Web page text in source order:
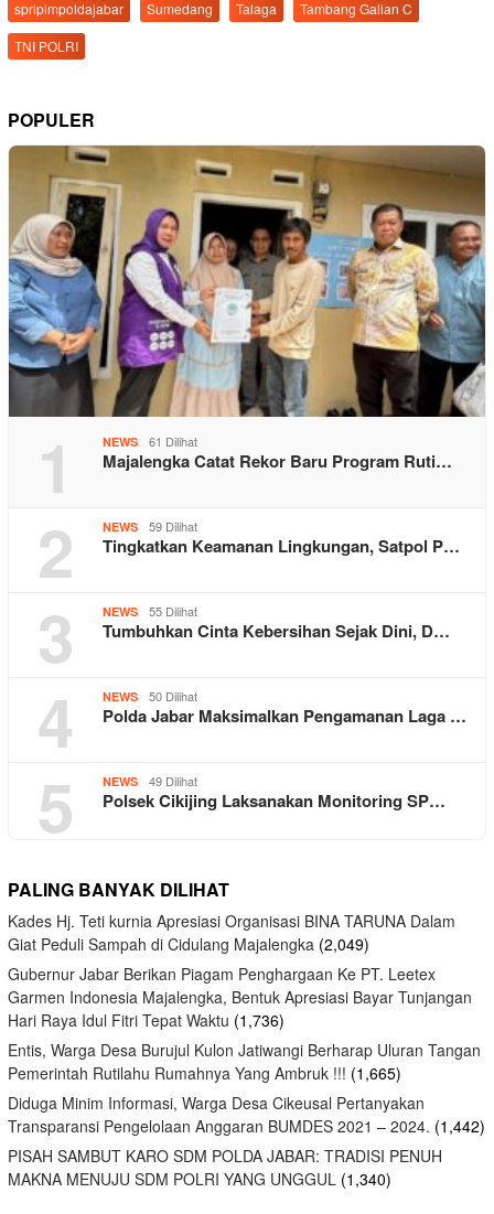
spripimpoldajabar
Sumedang Talaga
Tambang Galian C
TNI POLRI
POPULER
1 NEWS 61 Dilihat
Majalengka Catat Rekor Baru Program Ruti…
2 NEWS 59 Dilihat
Tingkatkan Keamanan Lingkungan, Satpol P…
3 NEWS 55 Dilihat
Tumbuhkan Cinta Kebersihan Sejak Dini, D…
4 NEWS 50 Dilihat
Polda Jabar Maksimalkan Pengamanan Laga …
5 NEWS 49 Dilihat
Polsek Cikijing Laksanakan Monitoring SP…
PALING BANYAK DILIHAT
Kades Hj. Teti kurnia Apresiasi Organisasi BINA TARUNA Dalam
Giat Peduli Sampah di Cidulang Majalengka (2,049)
Gubernur Jabar Berikan Piagam Penghargaan Ke PT. Leetex
Garmen Indonesia Majalengka, Bentuk Apresiasi Bayar Tunjangan
Hari Raya Idul Fitri Tepat Waktu (1,736)
Entis, Warga Desa Burujul Kulon Jatiwangi Berharap Uluran Tangan
Pemerintah Rutilahu Rumahnya Yang Ambruk !!! (1,665)
Diduga Minim Informasi, Warga Desa Cikeusal Pertanyakan
Transparansi Pengelolaan Anggaran BUMDES 2021 – 2024. (1,442)
PISAH SAMBUT KARO SDM POLDA JABAR: TRADISI PENUH
MAKNA MENUJU SDM POLRI YANG UNGGUL (1,340)